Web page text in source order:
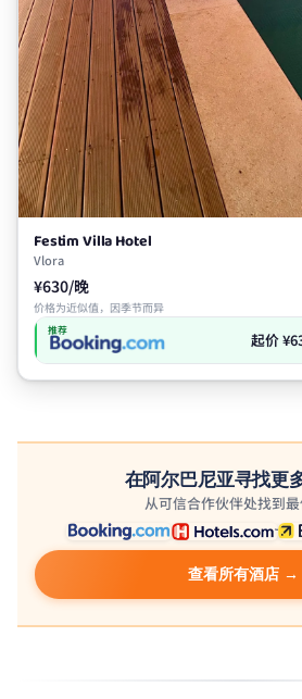
Festim Villa Hotel
Vlora
¥630/晚
价格为近似值，因季节而异
推荐 起价
在阿尔巴尼亚寻找更
从可信合作伙伴处找到
查看所有酒店 →